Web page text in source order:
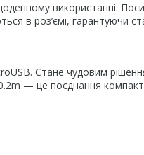
використанні.
в роз’ємі, гарантуючи
Стане чудовим
— це поєднання